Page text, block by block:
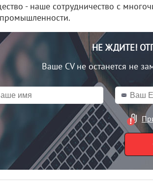
- наше сотрудничество с
НЕ ЖДИТЕ!
Ваше CV не останется не